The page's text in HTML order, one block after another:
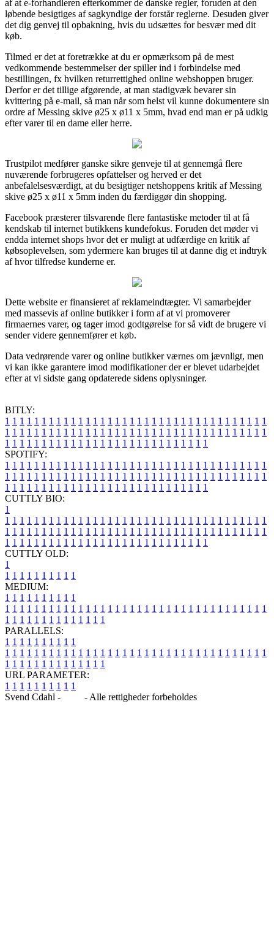
af at e-forhandleren efterkommer de danske regler, foruden at den
løbende besigtiges af sagkyndige der forstår reglerne. Desuden giver
det dig genvej til opbakning, hvis du udsættes for besvær med dit
køb.
Tilmed er det at foretrække at du er opmærksom på de mest
vedkommende bestemmelser der spiller ind i forbindelse med
bestillingen, fx hvilken returrettighed online webshoppen bruger.
Derfor er det tillige afgørende, at man stadigvæk bevarer sin
kvittering på e-mail, så man når som helst vil kunne dokumentere sin
ordre af Messing skive ø25 x ø11 x 5mm, hvad end man er på udkig
efter varer til en dame eller herre.
Trustpilot medfører ganske sikre genveje til at gennemgå flere
nuværende forbrugeres opfattelser og herved er det
anbefalelsesværdigt, at du besigtiger netshoppens kritik af Messing
skive ø25 x ø11 x 5mm inden du færdiggør din shopping.
Facebook præsterer tilsvarende flere fantastiske metoder til at få
kendskab til internet butikkens kundefokus. Foruden det møder vi
endda internet shops hvor det er muligt at udfærdige en kritik af
købsoplevelsen, som ydermere kan bruges til at danne dig et indtryk
af hvor tilfredse kunderne er.
Dette website er finansieret af reklameindtægter. Vi samarbejder
med massevis af online butikker i form af at vi promoverer
firmaernes varer, og tager imod godtgørelse for så vidt de brugere vi
sender videre gennemfører et køb.
Data vedrørende varer og online butikker værnes om jævnligt, men
vi kan ikke garantere imod modifikationer der er blevet udarbejdet
efter at vi sidste gang opdaterede sidens oplysninger.
BITLY:
1 1 1 1 1 1 1 1 1 1 1 1 1 1 1 1 1 1 1 1 1 1 1 1 1 1 1 1 1 1 1 1 1 1 1 1
1 1 1 1 1 1 1 1 1 1 1 1 1 1 1 1 1 1 1 1 1 1 1 1 1 1 1 1 1 1 1 1 1 1 1 1
1 1 1 1 1 1 1 1 1 1 1 1 1 1 1 1 1 1 1 1 1 1 1 1 1 1 1 1
SPOTIFY:
1 1 1 1 1 1 1 1 1 1 1 1 1 1 1 1 1 1 1 1 1 1 1 1 1 1 1 1 1 1 1 1 1 1 1 1
1 1 1 1 1 1 1 1 1 1 1 1 1 1 1 1 1 1 1 1 1 1 1 1 1 1 1 1 1 1 1 1 1 1 1 1
1 1 1 1 1 1 1 1 1 1 1 1 1 1 1 1 1 1 1 1 1 1 1 1 1 1 1 1
CUTTLY BIO:
1
1 1 1 1 1 1 1 1 1 1 1 1 1 1 1 1 1 1 1 1 1 1 1 1 1 1 1 1 1 1 1 1 1 1 1 1
1 1 1 1 1 1 1 1 1 1 1 1 1 1 1 1 1 1 1 1 1 1 1 1 1 1 1 1 1 1 1 1 1 1 1 1
1 1 1 1 1 1 1 1 1 1 1 1 1 1 1 1 1 1 1 1 1 1 1 1 1 1 1 1
CUTTLY OLD:
1
1 1 1 1 1 1 1 1 1 1
MEDIUM:
1 1 1 1 1 1 1 1 1 1
1 1 1 1 1 1 1 1 1 1 1 1 1 1 1 1 1 1 1 1 1 1 1 1 1 1 1 1 1 1 1 1 1 1 1 1
1 1 1 1 1 1 1 1 1 1 1 1 1 1
PARALLELS:
1 1 1 1 1 1 1 1 1 1
1 1 1 1 1 1 1 1 1 1 1 1 1 1 1 1 1 1 1 1 1 1 1 1 1 1 1 1 1 1 1 1 1 1 1 1
1 1 1 1 1 1 1 1 1 1 1 1 1 1
URL PARAMETER:
1 1 1 1 1 1 1 1 1 1
Svend Cdahl -
- Alle rettigheder forbeholdes